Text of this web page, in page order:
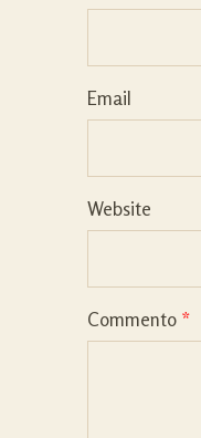
Email
Website
Commento *